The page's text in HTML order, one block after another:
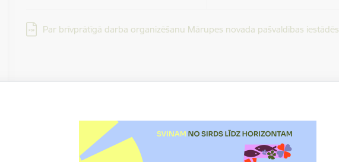
Lejupielādēt:
Par brīvprātīgā darba organizēšanu Mārupes novada pašvaldības iestādēs